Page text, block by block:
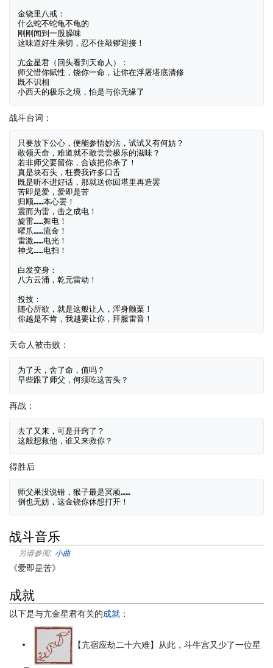
金铙里八戒：
什么蛇不蛇龟不龟的
刚刚闻到一股臊味
这味道好生亲切，忍不住敲锣迎接！
亢金星君（回头看到天命人）：
师父惜你赋性，饶你一命，让你在浮屠塔底清修
既不识相
战斗台词：
只要放下公心，便能参悟妙法，试试又有何妨？
敢领天命，难道就不敢尝尝极乐的滋味？
若非师父要留你，合该把你杀了！
真是块石头，枉费我许多口舌
既是听不进好话，那就送你回塔里再造罢
苦即是爱，爱即是苦
归顺……本心罢！
震而为雷，击之成电！
旋雷……舞电！
曜爪……流金！
雷激……电光！
神戈……电扫！
白发变身：
八方云涌，乾元雷动！
投技：
随心所欲，就是这般让人，浑身颤栗！
天命人被击败：
为了天，舍了命，值吗？
再战：
去了又来，可是开窍了？
得胜后
师父果没说错，猴子最是冥顽……
战斗音乐
另请参阅: 小曲
《爱即是苦》
成就
以下是与亢金星君有关的成就 ：
【亢宿应劫二十六难】从此，斗牛宫又少了一位星